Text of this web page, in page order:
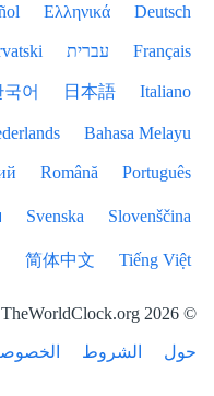
Deutsch
Ελληνικά
Français עברית
Italiano
日本語
국어
Bahasa Melayu
Português
Română
Slovenščina
Svenska
Tiếng Việt
简体中文
© 2026 TheWorldClock.org
حول الشروط